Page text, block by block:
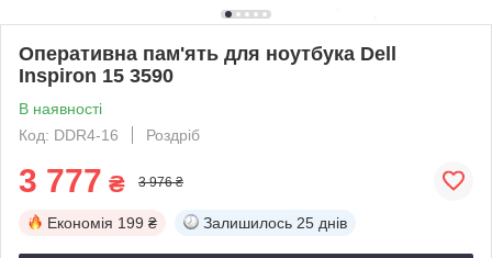
Оперативна пам'ять для ноутбука Dell
Inspiron 15 3590
В наявності
Код: DDR4-16
Роздріб
3 777 ₴ 3 976 ₴
Економія 199 ₴ Залишилось 25 днів